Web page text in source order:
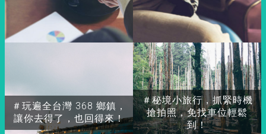
＃玩遍全台灣 368 鄉鎮，
讓你去得了，也回得來！
＃秘境小旅行，抓緊時機
搶拍照，免找車位輕鬆
到！